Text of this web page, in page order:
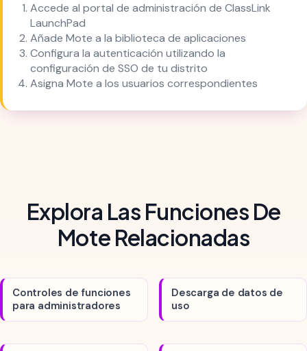
Accede al portal de administración de ClassLink
LaunchPad
Añade Mote a la biblioteca de aplicaciones
Configura la autenticación utilizando la
configuración de SSO de tu distrito
Asigna Mote a los usuarios correspondientes
Explora Las Funciones De
Mote Relacionadas
Controles de funciones
para administradores
Descarga de datos de
uso